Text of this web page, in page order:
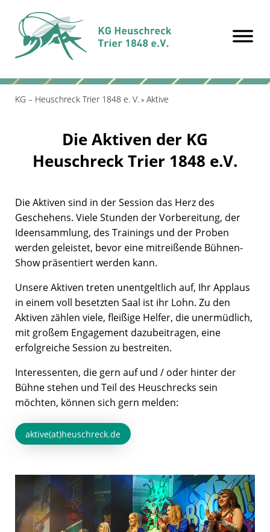
KG – Heuschreck Trier 1848 e. V. > Aktive
Die Aktiven der KG
Heuschreck Trier 1848 e.V.
Die Aktiven sind in der Session das Herz des
Geschehens. Viele Stunden der Vorbereitung, der
Ideensammlung, des Trainings und der Proben
werden geleistet, bevor eine mitreißende Bühnen-
Show präsentiert werden kann.
Unsere Aktiven treten unentgeltlich auf, Ihr Applaus
in einem voll besetzten Saal ist ihr Lohn. Zu den
Aktiven zählen viele, fleißige Helfer, die unermüdlich,
mit großem Engagement dazubeitragen, eine
erfolgreiche Session zu bestreiten.
Interessenten, die gern auf und / oder hinter der
Bühne stehen und Teil des Heuschrecks sein
möchten, können sich gern melden:
aktive(at)heuschreck.de